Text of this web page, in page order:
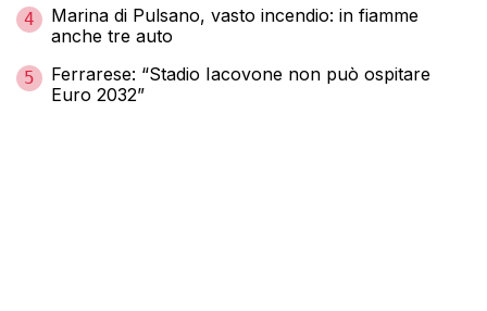
4
Marina di Pulsano, vasto incendio: in fiamme
anche tre auto
5
Ferrarese: “Stadio Iacovone non può ospitare
Euro 2032”